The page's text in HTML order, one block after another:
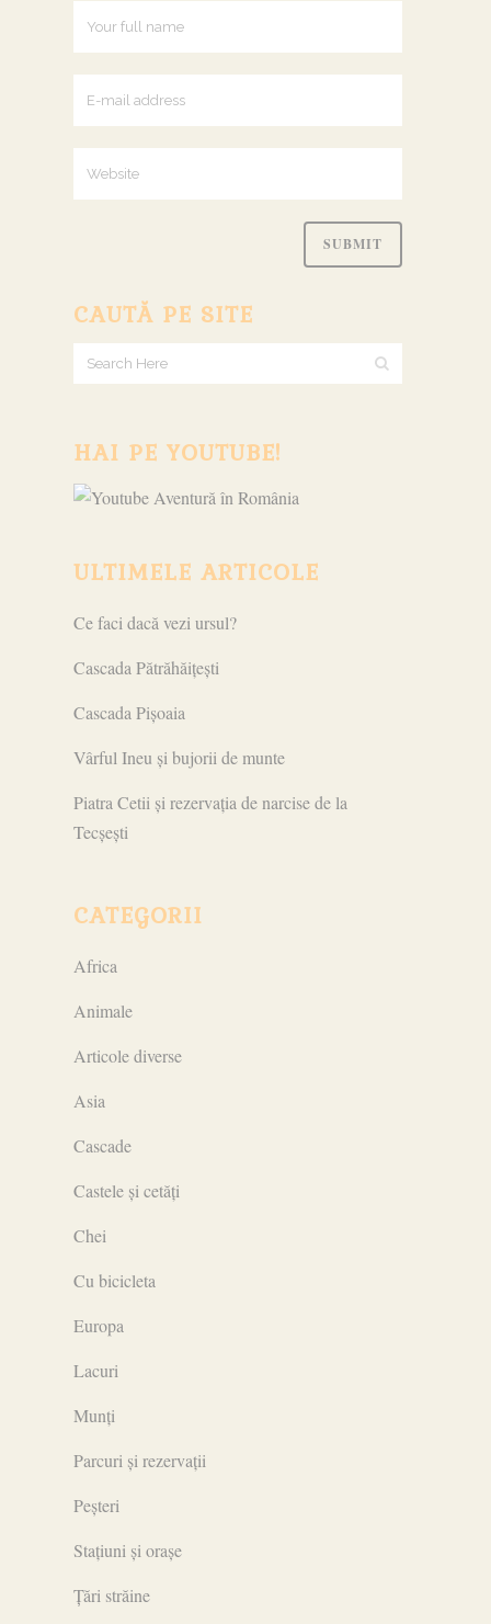
CAUTĂ PE SITE
HAI PE YOUTUBE!
ULTIMELE ARTICOLE
Ce faci dacă vezi ursul?
Cascada Pătrăhăițești
Cascada Pișoaia
Vârful Ineu și bujorii de munte
Piatra Cetii și rezervația de narcise de la
Tecșești
CATEGORII
Africa
Animale
Articole diverse
Asia
Cascade
Castele și cetăți
Chei
Cu bicicleta
Europa
Lacuri
Munți
Parcuri și rezervații
Peșteri
Stațiuni și orașe
Țări străine